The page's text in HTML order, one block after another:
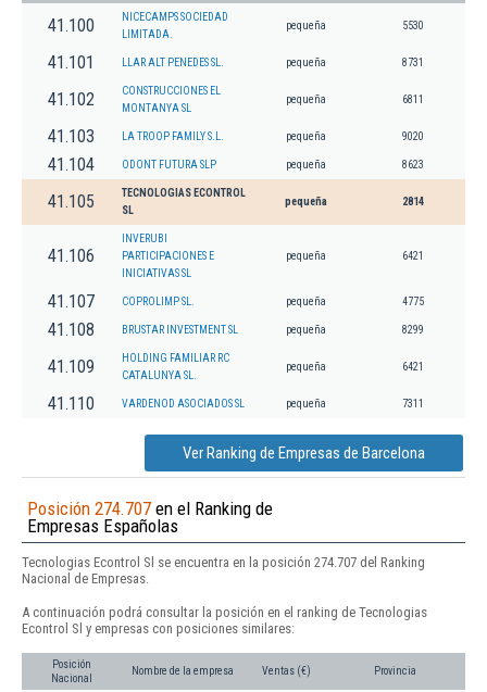
41.100
NICECAMPS SOCIEDAD
LIMITADA.
pequeña 5530
41.101 LLAR ALT PENEDES SL. pequeña 8731
41.102
CONSTRUCCIONES EL
MONTANYA SL
pequeña 6811
41.103 LA TROOP FAMILY S.L. pequeña 9020
41.104 ODONT FUTURA SLP pequeña 8623
41.105
TECNOLOGIAS ECONTROL
SL
pequeña 2814
41.106
INVERUBI
PARTICIPACIONES E
INICIATIVAS SL
pequeña 6421
41.107 COPROLIMP SL. pequeña 4775
41.108 BRUSTAR INVESTMENT SL pequeña 8299
41.109
HOLDING FAMILIAR RC
CATALUNYA SL.
pequeña 6421
41.110 VARDENOD ASOCIADOS SL pequeña 7311
Ver Ranking de Empresas de Barcelona
Posición 274.707 en el Ranking de
Empresas Españolas
Tecnologias Econtrol Sl se encuentra en la posición 274.707 del Ranking
Nacional de Empresas.
A continuación podrá consultar la posición en el ranking de Tecnologias
Econtrol Sl y empresas con posiciones similares:
Posición
Nacional
Nombre de la empresa Ventas (€) Provincia